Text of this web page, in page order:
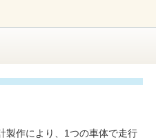
製作により、1つの車体で走行